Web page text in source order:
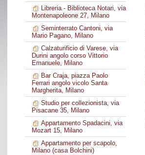
Libreria - Biblioteca Notari, via
Montenapoleone 27, Milano
Seminterrato Cantoni, via
Mario Pagano, Milano
Calzaturificio di Varese, via
Durini angolo corso Vittorio
Emanuele, Milano
Bar Craja, piazza Paolo
Ferrari angolo vicolo Santa
Margherita, Milano
Studio per collezionista, via
Pisacane 35, Milano
Appartamento Spadacini, via
Mozart 15, Milano
Appartamento per scapolo,
Milano (casa Bolchini)